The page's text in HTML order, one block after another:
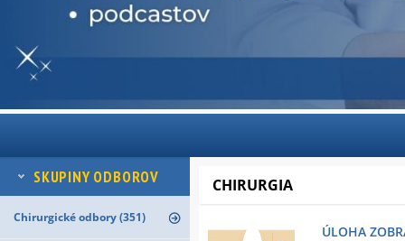
SKUPINY ODBOROV
Chirurgické odbory (351)
CHIRURGIA
ÚLOHA